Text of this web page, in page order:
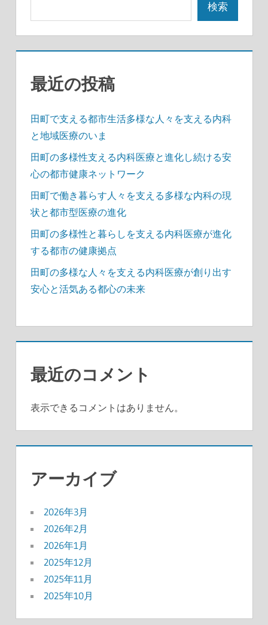
ョ
ン
検索
最近の投稿
田町で支える都市生活多様な人々を支える内科
と地域医療のいま
田町の多様性支える内科医療と進化し続ける安
心の都市健康ネットワーク
田町で働き暮らす人々を支える多様な内科の現
状と都市型医療の進化
田町の多様性と暮らしを支える内科医療が進化
する都市の健康拠点
田町の多様な人々を支える内科医療が創り出す
安心と活気ある都心の未来
最近のコメント
表示できるコメントはありません。
アーカイブ
2026年3月
2026年2月
2026年1月
2025年12月
2025年11月
2025年10月